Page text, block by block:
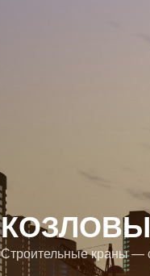
Строительные краны —